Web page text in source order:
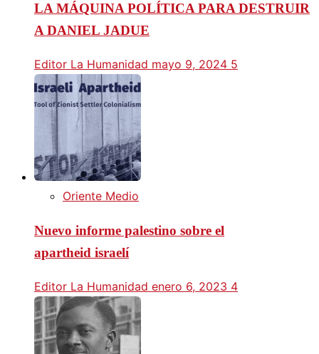
LA MÁQUINA POLÍTICA PARA DESTRUIR
A DANIEL JADUE
Editor La Humanidad mayo 9, 2024 5
Oriente Medio
Nuevo informe palestino sobre el
apartheid israelí
Editor La Humanidad enero 6, 2023 4